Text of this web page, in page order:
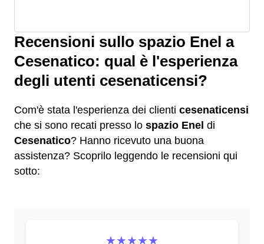
Recensioni sullo spazio Enel a
Cesenatico: qual è l'esperienza
degli utenti cesenaticensi?
Com'è stata l'esperienza dei clienti cesenaticensi
che si sono recati presso lo spazio Enel di
Cesenatico? Hanno ricevuto una buona
assistenza? Scoprilo leggendo le recensioni qui
sotto:
★★★★★